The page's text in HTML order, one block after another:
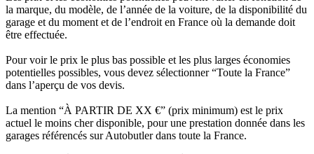
la marque, du modèle, de l’année de la voiture, de la disponibilité du
garage et du moment et de l’endroit en France où la demande doit
être effectuée.
Pour voir le prix le plus bas possible et les plus larges économies
potentielles possibles, vous devez sélectionner “Toute la France”
dans l’aperçu de vos devis.
La mention “À PARTIR DE XX €” (prix minimum) est le prix
actuel le moins cher disponible, pour une prestation donnée dans les
garages référencés sur Autobutler dans toute la France.